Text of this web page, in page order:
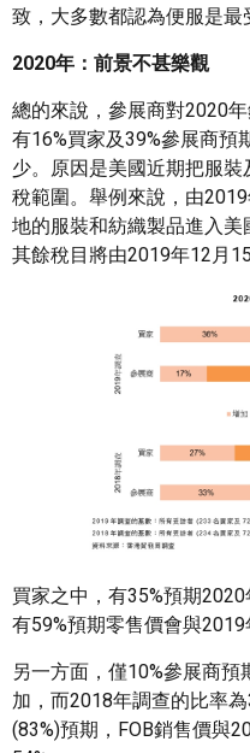
致，大多數都認為便服是最
2020年：前景不甚樂觀
總的來說，參展商對2020
有16%買家及39%參展商預
少。原因是美國近期把服
稅範圍。舉例來說，由
地的服裝和紡織製品進入
其餘稅目將由2019年12月
買家之中，有35%預期
有59%預期零售價會與2019
另一方面，僅10%參展商預
加，而2018年調查的比率
(83%)預期，FOB銷售價與